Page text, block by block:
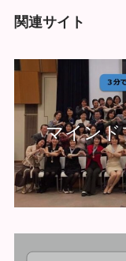
関連サイト
マインド